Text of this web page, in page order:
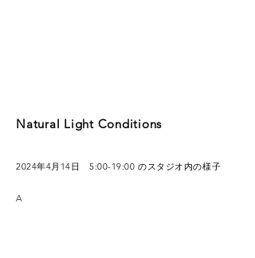
Natural Light Conditions
2024年4月14日 5:00-19:00 のスタジオ内の様子
A